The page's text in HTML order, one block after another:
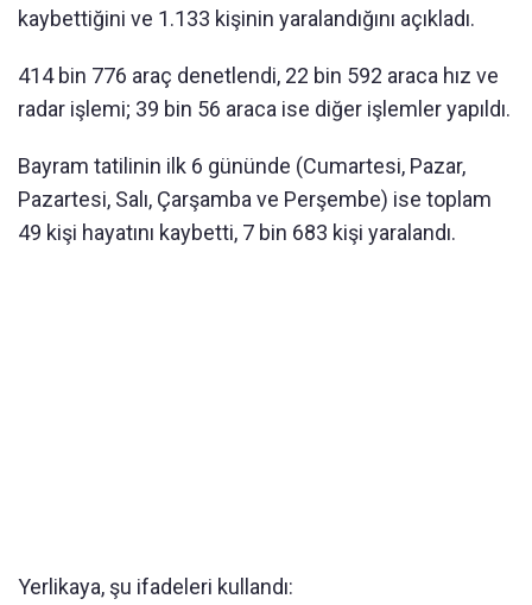
kaybettiğini ve 1.133 kişinin yaralandığını açıkladı.
414 bin 776 araç denetlendi, 22 bin 592 araca hız ve
radar işlemi; 39 bin 56 araca ise diğer işlemler yapıldı.
Bayram tatilinin ilk 6 gününde (Cumartesi, Pazar,
Pazartesi, Salı, Çarşamba ve Perşembe) ise toplam
49 kişi hayatını kaybetti, 7 bin 683 kişi yaralandı.
Yerlikaya, şu ifadeleri kullandı: